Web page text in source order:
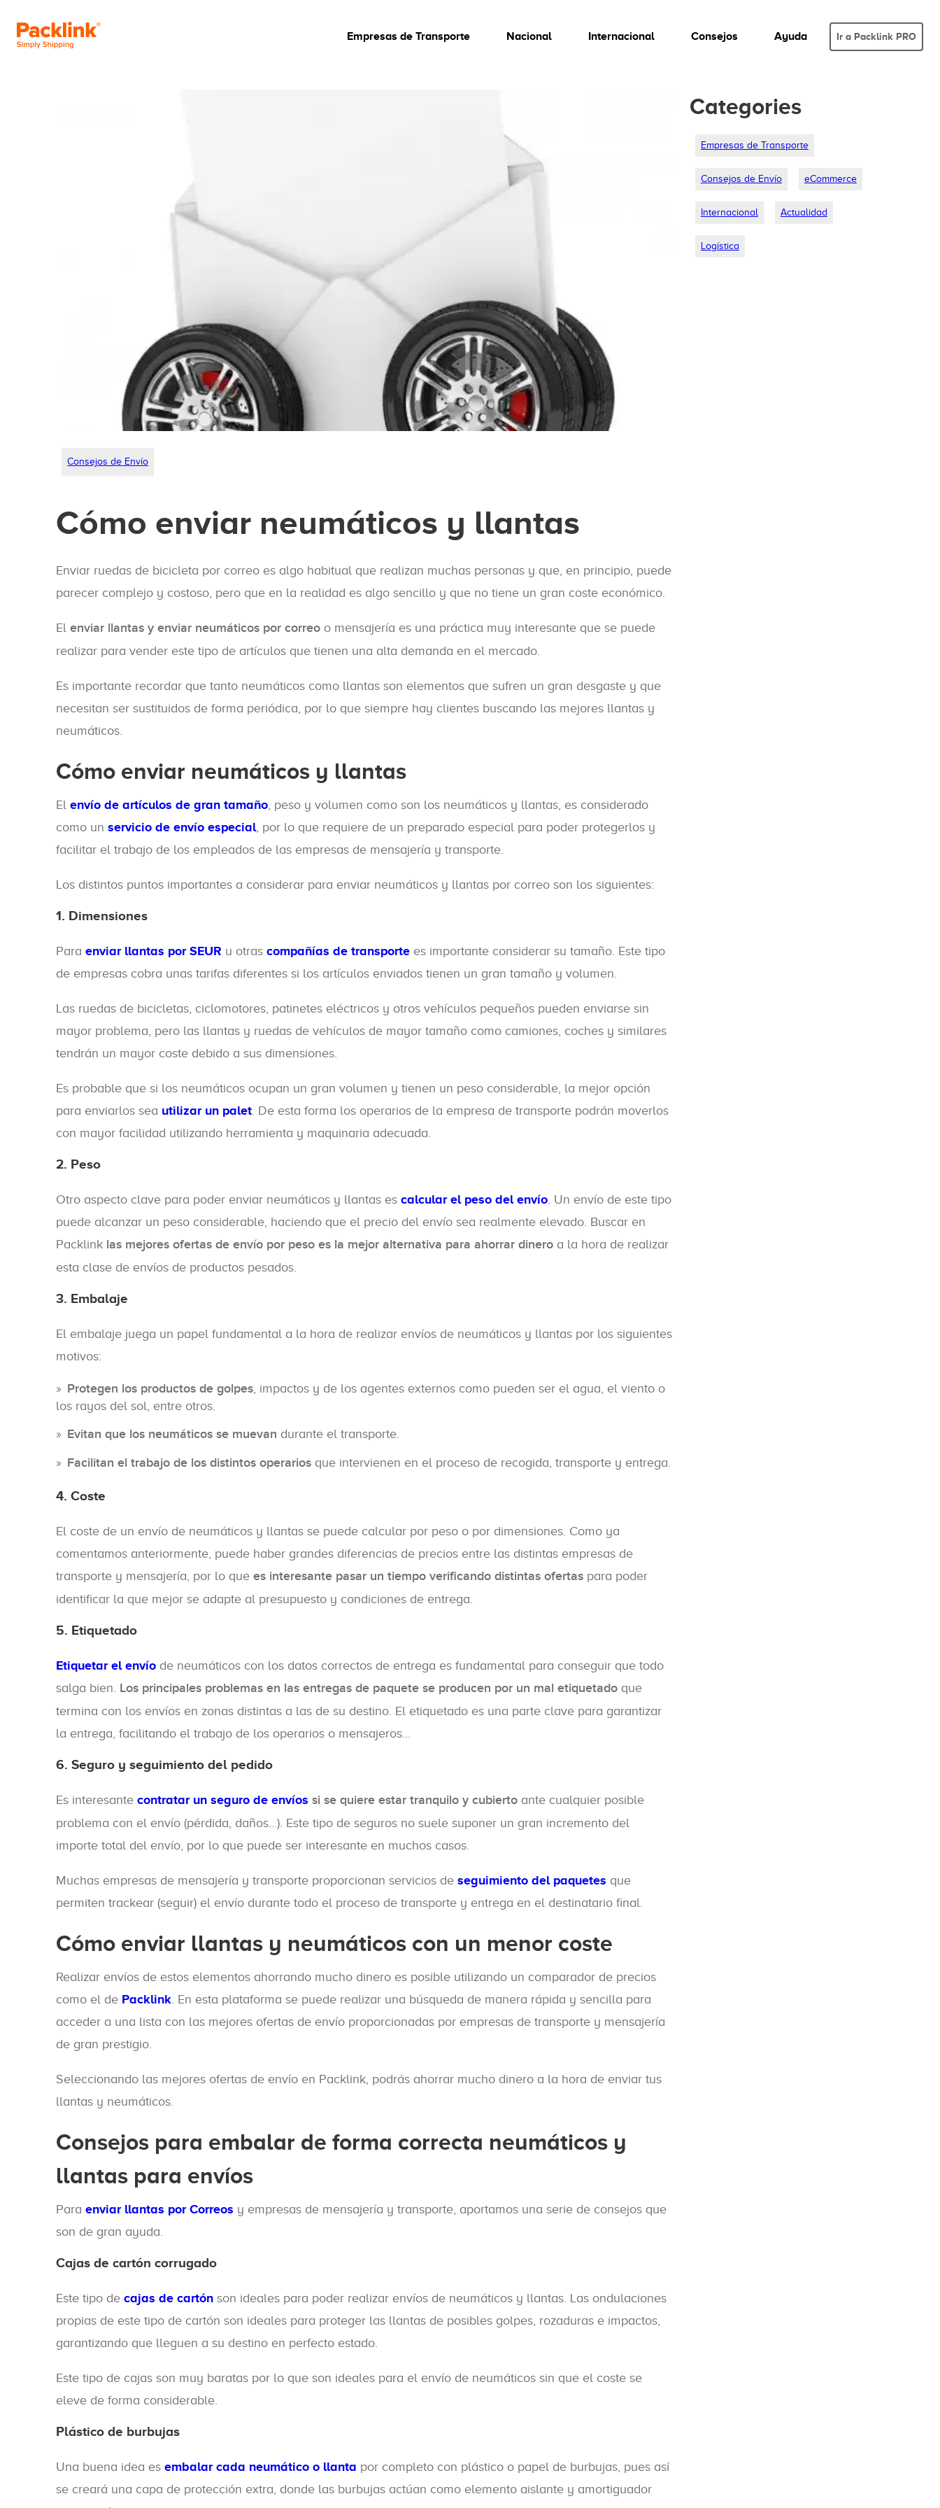
Empresas de Transporte Nacional Internacional Consejos Ayuda Ir a Packlink PRO
Consejos de Envío
Cómo enviar neumáticos y llantas
Enviar ruedas de bicicleta por correo es algo habitual que realizan muchas personas y que, en principio, puede
parecer complejo y costoso, pero que en la realidad es algo sencillo y que no tiene un gran coste económico.
El enviar llantas y enviar neumáticos por correo o mensajería es una práctica muy interesante que se puede
realizar para vender este tipo de artículos que tienen una alta demanda en el mercado.
Es importante recordar que tanto neumáticos como llantas son elementos que sufren un gran desgaste y que
necesitan ser sustituidos de forma periódica, por lo que siempre hay clientes buscando las mejores llantas y
neumáticos.
Cómo enviar neumáticos y llantas
El envío de artículos de gran tamaño , peso y volumen como son los neumáticos y llantas, es considerado
como un servicio de envío especial, por lo que requiere de un preparado especial para poder protegerlos y
facilitar el trabajo de los empleados de las empresas de mensajería y transporte.
Los distintos puntos importantes a considerar para enviar neumáticos y llantas por correo son los siguientes:
1. Dimensiones
Para enviar llantas por SEUR u otras compañías de transporte es importante considerar su tamaño. Este tipo
de empresas cobra unas tarifas diferentes si los artículos enviados tienen un gran tamaño y volumen.
Las ruedas de bicicletas, ciclomotores, patinetes eléctricos y otros vehículos pequeños pueden enviarse sin
mayor problema, pero las llantas y ruedas de vehículos de mayor tamaño como camiones, coches y similares
tendrán un mayor coste debido a sus dimensiones.
Es probable que si los neumáticos ocupan un gran volumen y tienen un peso considerable, la mejor opción
para enviarlos sea utilizar un palet . De esta forma los operarios de la empresa de transporte podrán moverlos
con mayor facilidad utilizando herramienta y maquinaria adecuada.
2. Peso
Otro aspecto clave para poder enviar neumáticos y llantas es calcular el peso del envío . Un envío de este tipo
puede alcanzar un peso considerable, haciendo que el precio del envío sea realmente elevado. Buscar en
Packlink las mejores ofertas de envío por peso es la mejor alternativa para ahorrar dinero a la hora de realizar
esta clase de envíos de productos pesados.
3. Embalaje
El embalaje juega un papel fundamental a la hora de realizar envíos de neumáticos y llantas por los siguientes
motivos:
Protegen los productos de golpes , impactos y de los agentes externos como pueden ser el agua, el viento o
los rayos del sol, entre otros.
Evitan que los neumáticos se muevan durante el transporte.
Facilitan el trabajo de los distintos operarios que intervienen en el proceso de recogida, transporte y entrega.
4. Coste
El coste de un envío de neumáticos y llantas se puede calcular por peso o por dimensiones. Como ya
comentamos anteriormente, puede haber grandes diferencias de precios entre las distintas empresas de
transporte y mensajería, por lo que es interesante pasar un tiempo verificando distintas ofertas para poder
identificar la que mejor se adapte al presupuesto y condiciones de entrega.
5. Etiquetado
Etiquetar el envío de neumáticos con los datos correctos de entrega es fundamental para conseguir que todo
salga bien. Los principales problemas en las entregas de paquete se producen por un mal etiquetado que
termina con los envíos en zonas distintas a las de su destino. El etiquetado es una parte clave para garantizar
la entrega, facilitando el trabajo de los operarios o mensajeros…
6. Seguro y seguimiento del pedido
Es interesante contratar un seguro de envíos si se quiere estar tranquilo y cubierto ante cualquier posible
problema con el envío (pérdida, daños…). Este tipo de seguros no suele suponer un gran incremento del
importe total del envío, por lo que puede ser interesante en muchos casos.
Muchas empresas de mensajería y transporte proporcionan servicios de seguimiento del paquetes que
permiten trackear (seguir) el envío durante todo el proceso de transporte y entrega en el destinatario final.
Cómo enviar llantas y neumáticos con un menor coste
Realizar envíos de estos elementos ahorrando mucho dinero es posible utilizando un comparador de precios
como el de Packlink . En esta plataforma se puede realizar una búsqueda de manera rápida y sencilla para
acceder a una lista con las mejores ofertas de envío proporcionadas por empresas de transporte y mensajería
de gran prestigio.
Seleccionando las mejores ofertas de envío en Packlink, podrás ahorrar mucho dinero a la hora de enviar tus
llantas y neumáticos.
Consejos para embalar de forma correcta neumáticos y
llantas para envíos
Para enviar llantas por Correos y empresas de mensajería y transporte, aportamos una serie de consejos que
son de gran ayuda.
Cajas de cartón corrugado
Este tipo de cajas de cartón son ideales para poder realizar envíos de neumáticos y llantas. Las ondulaciones
propias de este tipo de cartón son ideales para proteger las llantas de posibles golpes, rozaduras e impactos,
garantizando que lleguen a su destino en perfecto estado.
Este tipo de cajas son muy baratas por lo que son ideales para el envío de neumáticos sin que el coste se
eleve de forma considerable.
Plástico de burbujas
Una buena idea es embalar cada neumático o llanta por completo con plástico o papel de burbujas, pues así
se creará una capa de protección extra, donde las burbujas actúan como elemento aislante y amortiguador
Categories
Empresas de Transporte
Consejos de Envío eCommerce
Internacional Actualidad
Logística